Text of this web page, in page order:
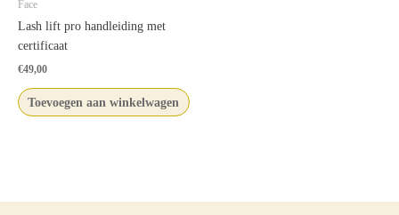
Face
Lash lift pro handleiding met
certificaat
€49,00
Toevoegen aan winkelwagen